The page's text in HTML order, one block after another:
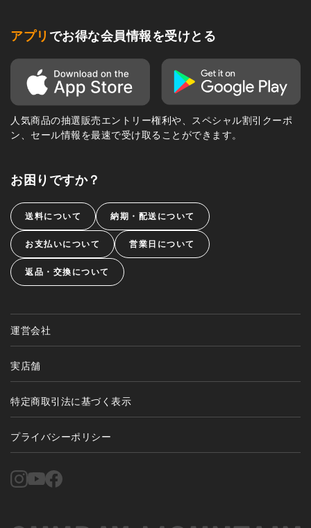
アプリ でお得な会員情報を受けとる
人気商品の抽選販売エントリー権利や、スペシャル割引クーポ
ン、セール情報を最速で受け取ることができます。
お困りですか？
送料について 納期・配送について
お支払いについて 営業日について
返品・交換について
運営会社
実店舗
特定商取引法に基づく表示
プライバシーポリシー